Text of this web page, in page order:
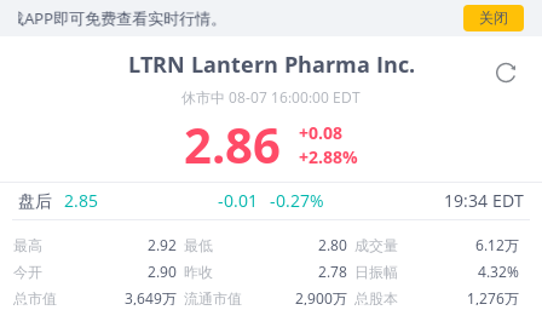
即可免费查看实时行情。 关闭
LTRN Lantern Pharma Inc.
休市中 08-07 16:00:00 EDT
2.86
+0.08
+2.88%
盘后 2.85 -0.01 -0.27% 19:34 EDT
最高 2.92 最低 2.80 成交量
6.12万
今开
2.90 昨收 2.78 日振幅
4.32%
总市值
3,649万 流通市值 2,900万 总股本
1,276万